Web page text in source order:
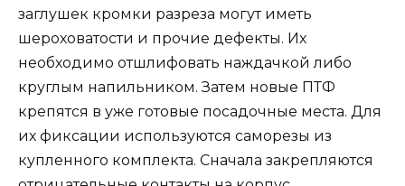
заглушек кромки разреза могут иметь
шероховатости и прочие дефекты. Их
необходимо отшлифовать наждачкой либо
круглым напильником. Затем новые ПТФ
крепятся в уже готовые посадочные места. Для
их фиксации используются саморезы из
купленного комплекта. Сначала закрепляются